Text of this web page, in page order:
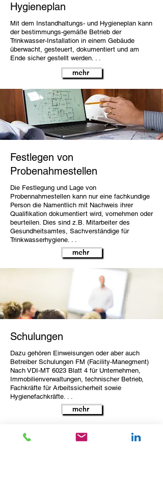
Hygieneplan
Mit dem Instandhaltungs- und Hygieneplan kann
der bestimmungs-gemäße Betrieb der
Trinkwasser-Installation in einem Gebäude
überwacht, gesteuert, dokumentiert und am
Ende sicher gestellt werden. . .
mehr
Festlegen von
Probenahmestellen
Die Festlegung und Lage von
Probennahmestellen kann nur eine fachkundige
Person die Namentlich mit Nachweis ihrer
Qualifikation dokumentiert wird, vornehmen oder
beurteilen. Dies sind z.B. Mitarbeiter des
Gesundheitsamtes, Sachverständige für
Trinkwasserhygiene. . .
mehr
Schulungen
Dazu gehören Einweisungen oder aber auch
Betreiber Schulungen FM (Facility-Manegment)
Nach VDI-MT 6023 Blatt 4 für Unternehmen,
Immobilienverwaltungen, technischer Betrieb,
Fachkräfte für Arbeitssicherheit sowie
Hygienefachkräfte. . .
mehr